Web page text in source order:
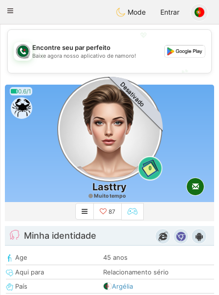
Weshrak
Toggle
Mode Entrar
💖
💕
Encontre seu par perfeito
Baixe agora nosso aplicativo de namoro!
0.6/1
0
Desativado
Lasttry
Muito tempo
87
Minha identidade
Age
45 anos
Aqui para
Relacionamento sério
País
Argélia